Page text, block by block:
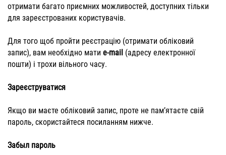
отримати багато приємних можливостей, доступних тільки
для зареєстрованих користувачів.
Для того щоб пройти реєстрацію (отримати обліковий
запис), вам необхідно мати e-mail (адресу електронної
пошти) і трохи вільного часу.
Зареєструватися
Якщо ви маєте обліковий запис, проте не пам’ятаєте свій
пароль, скористайтеся посиланням нижче.
Забыл пароль